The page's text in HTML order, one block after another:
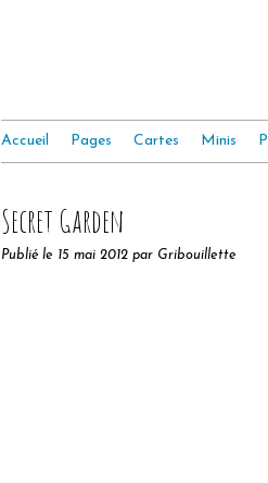
Accueil Pages Cartes Minis
Secret Garden
Publié le 15 mai 2012 par Gribouillette